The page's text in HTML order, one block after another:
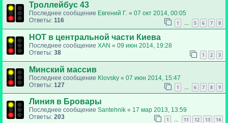
Троллейбус 43
Последнее сообщение Евгений Г. « 07 окт 2014, 00:05
Ответы: 116 1 5 6 7 8
НОТ в центральной части Киева
Последнее сообщение XAN « 09 июн 2014, 19:28
Ответы: 38 1 2 3
Минский массив
Последнее сообщение Klovsky « 07 июн 2014, 15:47
Ответы: 127 1 … 6 7 8 9
Линия в Бровары
Последнее сообщение Santehnik « 17 мар 2013, 13:59
Ответы: 203 1 … 11 12 13 14